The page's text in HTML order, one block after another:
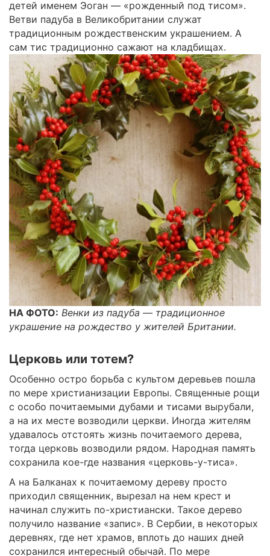
детей именем Эоган — «рожденный под тисом».
Ветви падуба в Великобритании служат
традиционным рождественским украшением. А
сам тис традиционно сажают на кладбищах.
НА ФОТО: Венки из падуба — традиционное
украшение на рождество у жителей Британии.
Церковь или тотем?
Особенно остро борьба с культом деревьев пошла
по мере христианизации Европы. Священные рощи
с особо почитаемыми дубами и тисами вырубали,
а на их месте возводили церкви. Иногда жителям
удавалось отстоять жизнь почитаемого дерева,
тогда церковь возводили рядом. Народная память
сохранила кое-где названия «церковь-у-тиса».
А на Балканах к почитаемому дереву просто
приходил священник, вырезал на нем крест и
начинал служить по-христиански. Такое дерево
получило название «запис». В Сербии, в некоторых
деревнях, где нет храмов, вплоть до наших дней
сохранился интересный обычай. По мере